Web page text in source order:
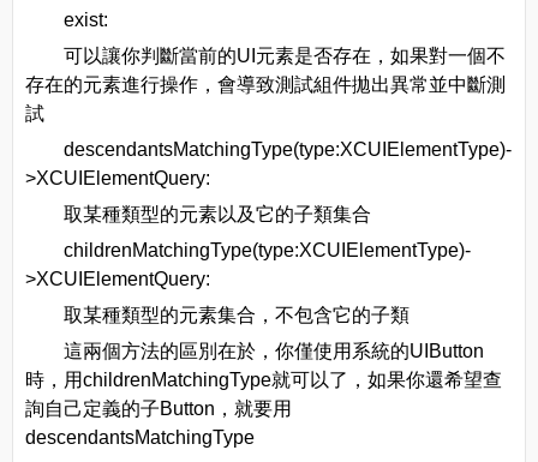
exist:
可以讓你判斷當前的UI元素是否存在，如果對一個不
存在的元素進行操作，會導致測試組件拋出異常並中斷測
試
descendantsMatchingType(type:XCUIElementType)-
>XCUIElementQuery:
取某種類型的元素以及它的子類集合
childrenMatchingType(type:XCUIElementType)-
>XCUIElementQuery:
取某種類型的元素集合，不包含它的子類
這兩個方法的區別在於，你僅使用系統的UIButton
時，用childrenMatchingType就可以了，如果你還希望查
詢自己定義的子Button，就要用
descendantsMatchingType